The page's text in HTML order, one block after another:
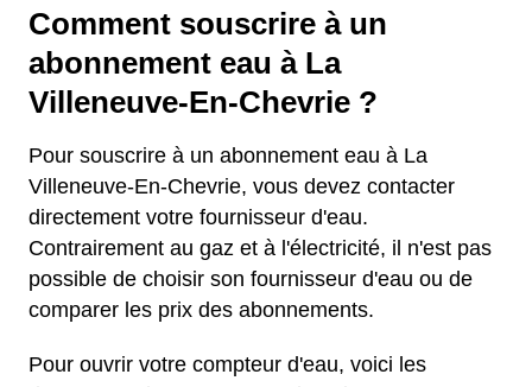
Comment souscrire à un
abonnement eau à La
Villeneuve-En-Chevrie ?
Pour souscrire à un abonnement eau à La
Villeneuve-En-Chevrie, vous devez contacter
directement votre fournisseur d'eau.
Contrairement au gaz et à l'électricité, il n'est pas
possible de choisir son fournisseur d'eau ou de
comparer les prix des abonnements.
Pour ouvrir votre compteur d'eau, voici les